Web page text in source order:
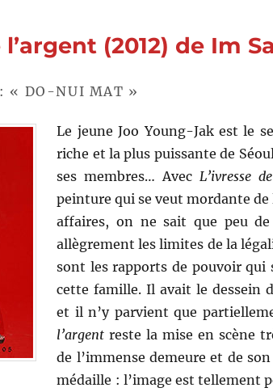
l’argent (2012) de Im
« DO-NUI MAT »
Le jeune Joo Young-Jak est le
riche et la plus puissante de
ses membres… Avec L’ivresse
peinture qui se veut mordante de
affaires, on ne sait que peu de
allègrement les limites de la
sont les rapports de pouvoir qui
cette famille. Il avait le dessein
et il n’y parvient que
l’argent reste la mise en scène
de l’immense demeure et de
médaille : l’image est tellement